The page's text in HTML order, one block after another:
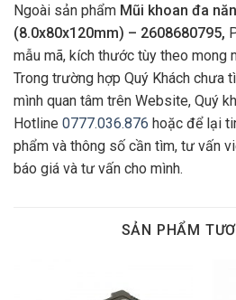
Ngoài sản phẩm Mũi khoan đa
(8.0x80x120mm) – 2608680795,
mẫu mã, kích thước tùy theo mong
Trong trường hợp Quý Khách chưa
mình quan tâm trên Website, Quý
Hotline 0777.036.876 hoặc để lại
phẩm và thông số cần tìm, tư vấn
báo giá và tư vấn cho mình.
SẢN PHẨM